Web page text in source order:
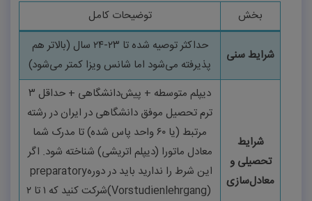
بخش توضیحات کامل
شرایط سنی
حداکثر توصیه شده تا ۲۳-۲۴
سال (بالاتر هم
پذیرفته می‌شود اما شانس ویزا کمتر می‌شود)
شرایط
تحصیلی و
معادل‌سازی
دیپلم متوسطه + پیش‌دانشگاهی + حداقل ۳
ترم تحصیل موفق دانشگاهی در ایران در رشته
مرتبط (یا ۶۰واحد پاس شده) تا مدرک شما
معادل ماتورا (دیپلم اتریشی) شناخته شود. اگر
این شرط را ندارید باید در دورهpreparatory
(Vorstudienlehrgang)شرکت کنید که ۱تا۲